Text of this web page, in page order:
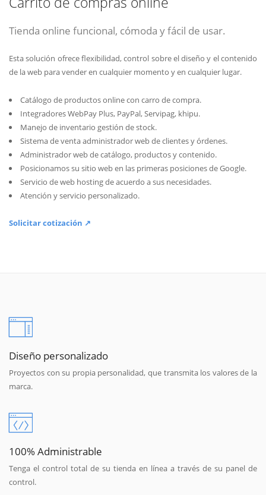
Tienda online funcional, cómoda y fácil de usar.
Esta solución ofrece flexibilidad, control sobre el diseño y el contenido
de la web para vender en cualquier momento y en cualquier lugar.
Catálogo de productos online con carro de compra.
Integradores WebPay Plus, PayPal, Servipag, khipu.
Manejo de inventario gestión de stock.
Sistema de venta administrador web de clientes y órdenes.
Administrador web de catálogo, productos y contenido.
Posicionamos su sitio web en las primeras posiciones de Google.
Servicio de web hosting de acuerdo a sus necesidades.
Atención y servicio personalizado.
Solicitar cotización ↗
Diseño personalizado
Proyectos con su propia personalidad, que transmita los valores de la
marca.
100% Administrable
Tenga el control total de su tienda en línea a través de su panel de
control.